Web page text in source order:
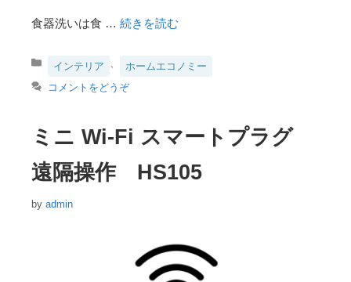
食器洗いは食 … 続きを読む
ゴ
インテリア
ホームエコノミー
コメントをどうぞ
ミニ Wi-Fi スマートプラグ
遠隔操作 HS105
by admin